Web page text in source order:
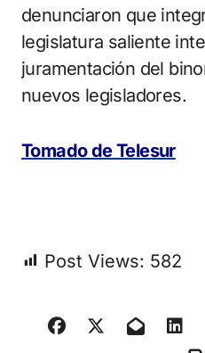
denunciaron que
legislatura saliente
juramentación del
nuevos legisladores.
Tomado de Telesur
Post Views: 582